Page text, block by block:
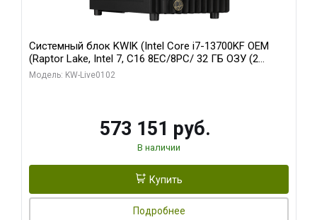
Системный блок KWIK (Intel Core i7-13700KF OEM
(Raptor Lake, Intel 7, C16 8EC/8PC/ 32 ГБ ОЗУ (2
модуля)/ Afox RTX4090 24GB GDDR6X 384-Bit 3xDP
Модель: KW-Live0102
573 151 руб.
В наличии
Купить
Подробнее